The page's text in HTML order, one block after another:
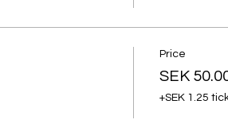
Price
SEK
+SEK 1.25